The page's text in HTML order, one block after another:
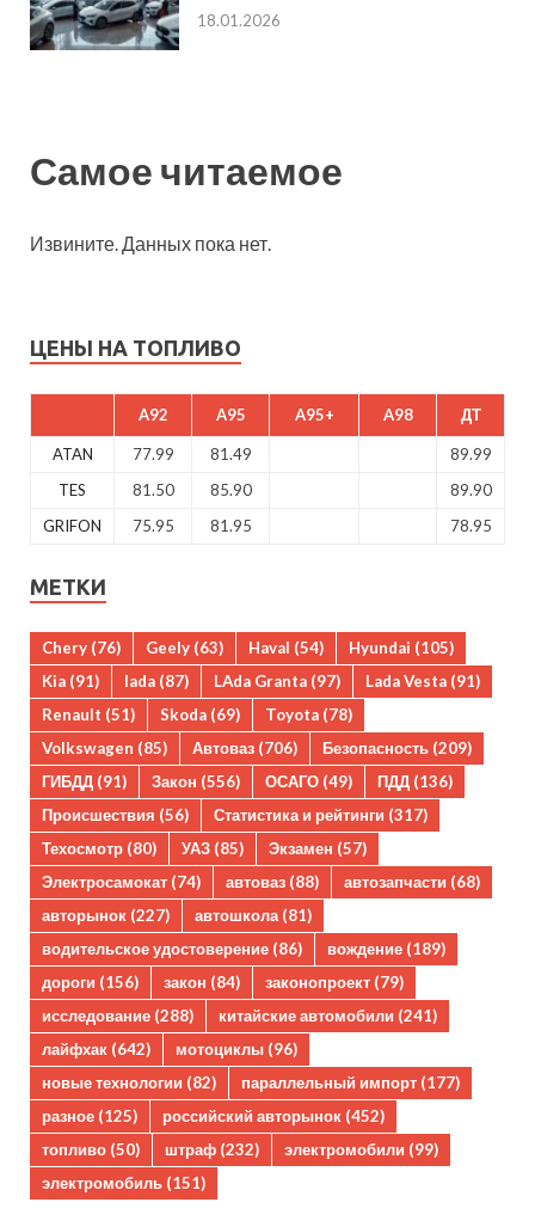
18.01.2026
Самое читаемое
Извините. Данных пока нет.
ЦЕНЫ НА ТОПЛИВО
A92 A95 A95+ A98 ДТ
ATAN 77.99 81.49
89.99
TES
81.50 85.90
89.90
GRIFON
75.95 81.95 78.95
МЕТКИ
Chery (76) Geely (63) Haval (54) Hyundai (105)
Kia (91) lada (87) LAda Granta (97) Lada Vesta (91)
Renault (51) Skoda (69) Toyota (78)
Volkswagen (85) Автоваз (706) Безопасность (209)
ГИБДД (91) Закон (556) ОСАГО (49) ПДД (136)
Происшествия (56) Статистика и рейтинги (317)
Техосмотр (80) УАЗ (85) Экзамен (57)
Электросамокат (74) автоваз (88) автозапчасти (68)
авторынок (227) автошкола (81)
водительское удостоверение (86) вождение (189)
дороги (156) закон (84) законопроект (79)
исследование (288) китайские автомобили (241)
лайфхак (642) мотоциклы (96)
новые технологии (82) параллельный импорт (177)
разное (125) российский авторынок (452)
топливо (50) штраф (232) электромобили (99)
электромобиль (151)